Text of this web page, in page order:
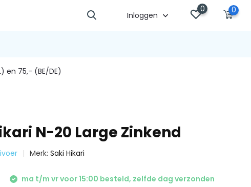
Inloggen
0 0
en 75,- (BE/DE)
N-20 Large Zinkend
Merk:Saki Hikari
ma t/m vr voor 15:00 besteld, zelfde dag verzonden